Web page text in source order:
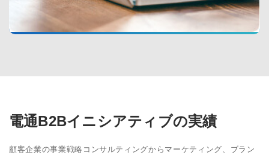
電通B2Bイニシアティブの実績
顧客企業の事業戦略コンサルティングからマーケティング、ブラン